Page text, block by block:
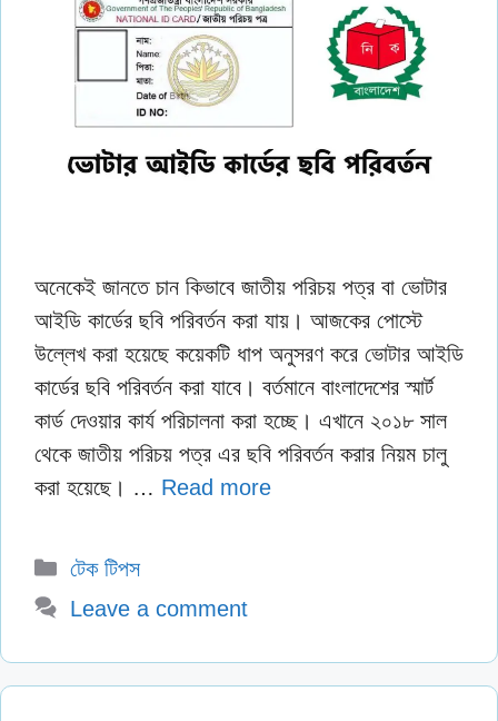
অনেকেই জানতে চান কিভাবে জাতীয় পরিচয় পত্র বা ভোটার
আইডি কার্ডের ছবি পরিবর্তন করা যায়। আজকের পোস্টে
উল্লেখ করা হয়েছে কয়েকটি ধাপ অনুসরণ করে ভোটার আইডি
কার্ডের ছবি পরিবর্তন করা যাবে। বর্তমানে বাংলাদেশের স্মার্ট
কার্ড দেওয়ার কার্য পরিচালনা করা হচ্ছে। এখানে ২০১৮ সাল
থেকে জাতীয় পরিচয় পত্র এর ছবি পরিবর্তন করার নিয়ম চালু
করা হয়েছে। … Read more
Categories
টেক টিপস
Leave a comment